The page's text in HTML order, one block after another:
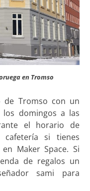
en Tromso
de Tromso con un
los domingos a las
el horario de
si tienes
Maker Space. Si
de regalos un
sami para